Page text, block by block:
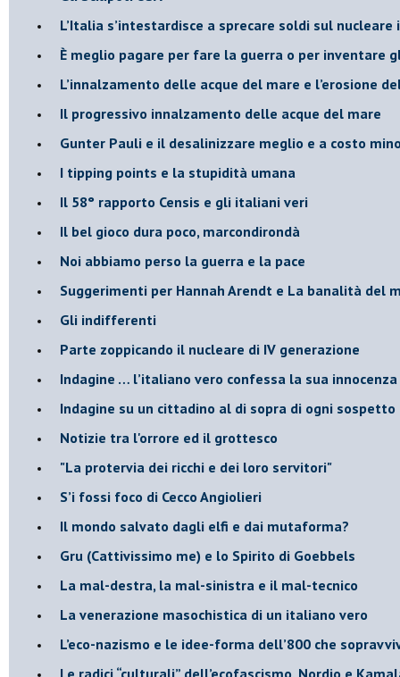
L’Italia s’intestardisce a sprecare soldi sul
È meglio pagare per fare la guerra o per inventare
​L’innalzamento delle acque del mare e l’erosione
​Il progressivo innalzamento delle acque del mare
​Gunter Pauli e il desalinizzare meglio e a costo
I tipping points e la stupidità umana
​Il 58° rapporto Censis e gli italiani veri
​Il bel gioco dura poco, marcondirondà
Noi abbiamo perso la guerra e la pace
Suggerimenti per Hannah Arendt e La banalità del
​Gli indifferenti
Parte zoppicando il nucleare di IV generazione
​Indagine … l’italiano vero confessa la sua innocenza
Indagine su un cittadino al di sopra di ogni sospetto
Notizie tra l'orrore ed il grottesco
"La protervia dei ricchi e dei loro servitori"
S’i fossi foco di Cecco Angiolieri
​Il mondo salvato dagli elfi e dai mutaforma?
Gru (Cattivissimo me) e lo Spirito di Goebbels
​La mal-destra, la mal-sinistra e il mal-tecnico
​La venerazione masochistica di un italiano vero
​L’eco-nazismo e le idee-forma dell’800 che
​Le radici “culturali” dell’ecofascismo, Nordio e